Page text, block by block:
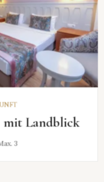
mit Landblick
3
ENTDECKEN